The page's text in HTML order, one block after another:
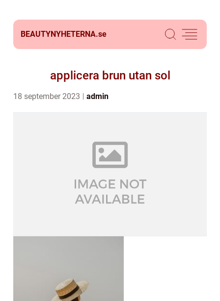
BEAUTYNYHETERNA.se
applicera brun utan sol
18 september 2023 admin